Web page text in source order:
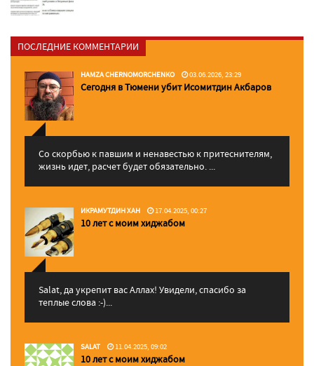
ПОСЛЕДНИЕ КОММЕНТАРИИ
HAMZA CHERNOMORCHENKO 03.06.2026, 23:29
Сегодня в Тюмени убит Исомитдин Акбаров
Со скорбью к павшим и ненавестью к притеснителям,
жизнь идет, расчет будет обязательно. ...
ИКРАМУТДИН ХАН 17.04.2025, 00:27
10 лет с моим хиджабом
Salat, да укрепит вас Аллаx! Увидели, спасибо за
теплые слова :-)...
SALAT 11.04.2025, 09:02
10 лет с моим хиджабом